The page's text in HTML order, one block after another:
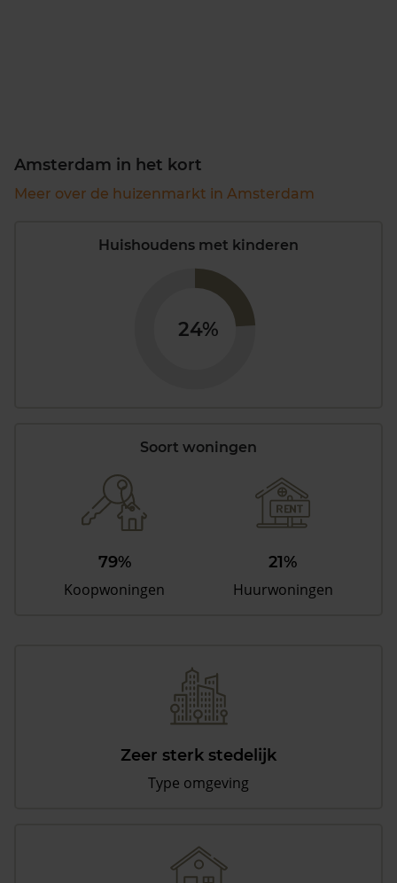
Amsterdam in het kort
Meer over de huizenmarkt in Amsterdam
Huishoudens met kinderen
24%
Soort woningen
79%
Koopwoningen
21%
Huurwoningen
Zeer sterk stedelijk
Type omgeving